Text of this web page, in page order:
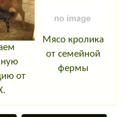
от
Мясо кролика
от семейной
фермы